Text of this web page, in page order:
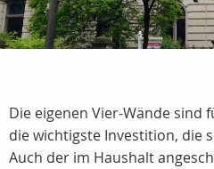
Die eigenen Vier-Wände sind
die wichtigste Investition, die
Auch der im Haushalt